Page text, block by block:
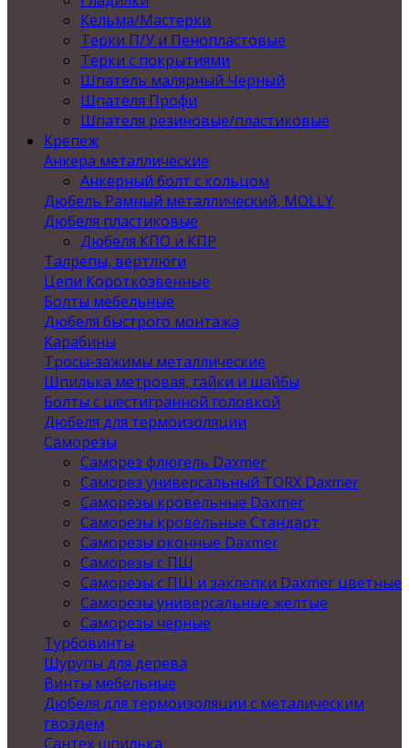
Кельма/Мастерки
Терки П/У и Пенопластовые
Терки с покрытиями
Шпатель малярный Черный
Шпателя Профи
Шпателя резиновые/пластиковые
Крепеж
Анкера металлические
Анкерный болт с кольцом
Дюбель Рамный металлический, MOLLY
Дюбеля пластиковые
Дюбеля КПО и КПР
Талрепы, вертлюги
Цепи Короткозвенные
Болты мебельные
Дюбеля быстрого монтажа
Карабины
Тросы-зажимы металлические
Шпилька метровая, гайки и шайбы
Болты с шестигранной головкой
Дюбеля для термоизоляции
Саморезы
Саморез флюгель Daxmer
Саморез универсальный TORX Daxmer
Саморезы кровельные Daxmer
Саморезы кровельные Стандарт
Саморезы оконные Daxmer
Саморезы с ПШ
Саморезы с ПШ и заклепки Daxmer цветные
Саморезы универсальные желтые
Саморезы черные
Турбовинты
Шурупы для дерева
Винты мебельные
Дюбеля для термоизоляции с металическим
гвоздем
Сантех шпилька